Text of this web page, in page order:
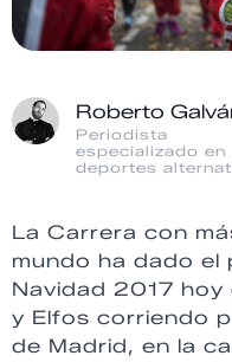
Roberto
Periodista
especializado en
deportes
La Carrera con
mundo ha dado el
Navidad 2017
y Elfos corriendo
de Madrid, en la